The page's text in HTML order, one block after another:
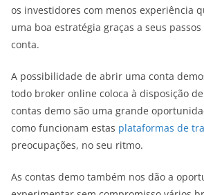
os investidores com menos experiência
uma boa estratégia graças a seus
conta.
A possibilidade de abrir uma conta
todo broker online coloca à disposição
contas demo são uma grande
como funcionam estas plataformas de
preocupações, no seu ritmo.
As contas demo também nos dão a